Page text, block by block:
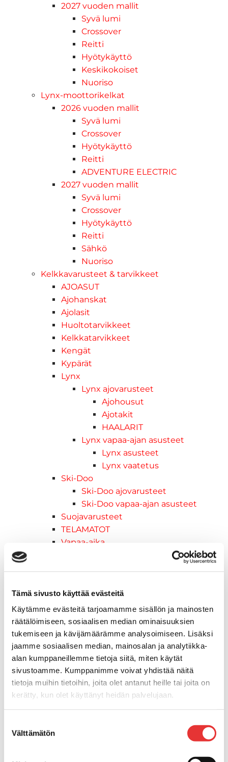
Tämä sivusto käyttää evästeitä
Käytämme evästeitä tarjoamamme sisällön ja mainosten
räätälöimiseen, sosiaalisen median ominaisuuksien
tukemiseen ja kävijämäärämme analysoimiseen. Lisäksi
jaamme sosiaalisen median, mainosalan ja analytiikka-
alan kumppaneillemme tietoja siitä, miten käytät
sivustoamme. Kumppanimme voivat yhdistää näitä
tietoja muihin tietoihin, joita olet antanut heille tai joita on
kerätty, kun olet käyttänyt heidän palvelujaan.
valinta
Välttämätön
2027 vuoden mallit
Syvä lumi
Crossover
Reitti
Hyötykäyttö
Keskikokoiset
Nuoriso
Lynx-moottorikelkat
2026 vuoden mallit
Syvä lumi
Crossover
Hyötykäyttö
Reitti
ADVENTURE ELECTRIC
2027 vuoden mallit
Syvä lumi
Crossover
Hyötykäyttö
Reitti
Sähkö
Nuoriso
Kelkkavarusteet & tarvikkeet
AJOASUT
Ajohanskat
Ajolasit
Huoltotarvikkeet
Kelkkatarvikkeet
Kengät
Kypärät
Lynx
Lynx ajovarusteet
Ajohousut
Ajotakit
HAALARIT
Lynx vapaa-ajan asusteet
Lynx asusteet
Lynx vaatetus
Ski-Doo
Ski-Doo ajovarusteet
Ski-Doo vapaa-ajan asusteet
Suojavarusteet
TELAMATOT
Vapaa-aika
Can-Am traktorimönkijät
Can-Am traktorimönkijät 2025
Can-Am traktorimönkijät 2026
Can-Am SSV-Mallit
Traxter mallisto
Traxter 2025
Traxter 2026
Maverick mallisto
Maverick 2025
Maverick 2026